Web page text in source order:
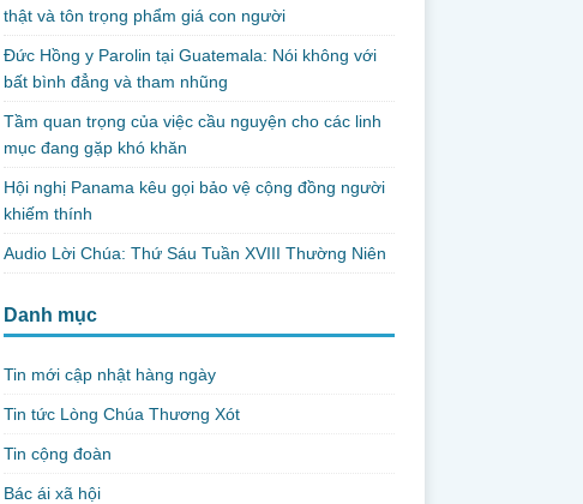
thật và tôn trọng phẩm giá con người
Đức Hồng y Parolin tại Guatemala: Nói không với
bất bình đẳng và tham nhũng
Tầm quan trọng của việc cầu nguyện cho các linh
mục đang gặp khó khăn
Hội nghị Panama kêu gọi bảo vệ cộng đồng người
khiếm thính
Audio Lời Chúa: Thứ Sáu Tuần XVIII Thường Niên
Danh mục
Tin mới cập nhật hàng ngày
Tin tức Lòng Chúa Thương Xót
Tin cộng đoàn
Bác ái xã hội